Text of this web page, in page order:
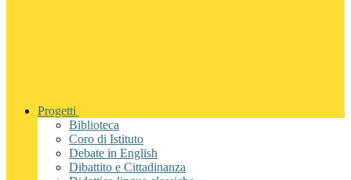
Progetti
Biblioteca
Coro di Istituto
Debate in English
Dibattito e Cittadinanza